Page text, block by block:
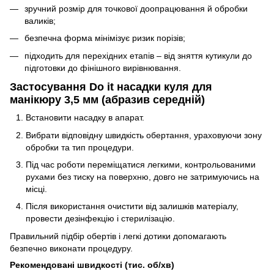
зручний розмір для точкової доопрацювання й обробки
валиків;
безпечна форма мінімізує ризик порізів;
підходить для перехідних етапів – від зняття кутикули до
підготовки до фінішного вирівнювання.
Застосування Do it насадки куля для
манікюру 3,5 мм (абразив середній)
Встановити насадку в апарат.
Вибрати відповідну швидкість обертання, ураховуючи зону
обробки та тип процедури.
Під час роботи переміщатися легкими, контрольованими
рухами без тиску на поверхню, довго не затримуючись на
місці.
Після використання очистити від залишків матеріалу,
провести дезінфекцію і стерилізацію.
Правильний підбір обертів і легкі дотики допомагають
безпечно виконати процедуру.
Рекомендовані швидкості (тис. об/хв)